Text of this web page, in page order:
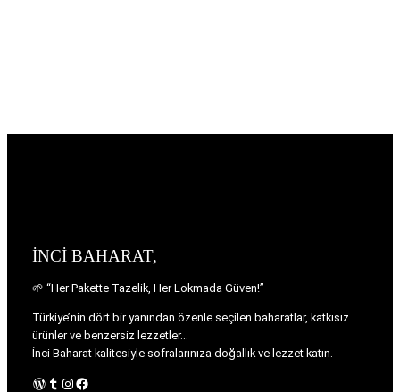
İNCİ BAHARAT,
🌱 “Her Pakette Tazelik, Her Lokmada Güven!”
Türkiye’nin dört bir yanından özenle seçilen baharatlar, katkısız
ürünler ve benzersiz lezzetler…
İnci Baharat kalitesiyle sofralarınıza doğallık ve lezzet katın.
WordPress Instagram Facebook